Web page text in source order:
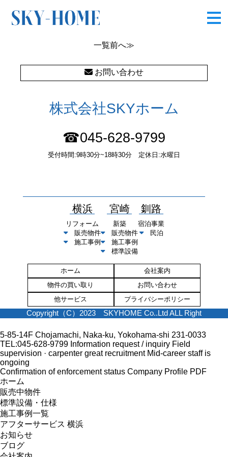
OLYMPUS DIGITAL CAMERA
一覧前へ≫
お問い合わせ
株式会社SKYホーム
☎045-628-9799
受付時間:9時30分~18時30分 定休日:水曜日
横浜
リフォーム
販売物件
施工事例
宮崎
新築
販売物件
施工事例
標準設備
釧路
宿泊事業
民泊
ホーム
会社案内
物件の買い取り
お問い合わせ
他サービス
プライバシーポリシー
Copyright（C）2023 SKYHOME Co..Ltd ALL Right
5-85-14F Chojamachi, Naka-ku, Yokohama-shi 231-0033
TEL:045-628-9799 Information request / inquiry Field
supervision · carpenter great recruitment Mid-career staff is
ongoing
Confirmation of enforcement status Company Profile PDF
ホーム
販売中物件
標準設備・仕様
施工事例一覧
アフターサービス 横浜
お知らせ
ブログ